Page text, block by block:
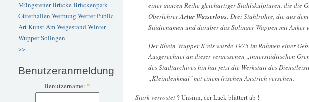
Müngstener BrückeBrückenpark
Güterhallen Werbung WetterPublic
ArtKunstAm Wegesrand Winter
WupperSolingen
>>
Benutzeranmeldung
Benutzername: *
einer ganzen Reihe gleichartiger Stahlskulpturen, die die
OberlehrerArtur Wasserloos: Drei Stahlrohre, die aus
Städtenamen und darüber das Solinger Wappen mit Anker
Der Rhein-Wupper-Kreis wurde 1975 im Rahmen einer
Ausgerechnet an dieser vergessenen „innerstädtischen
des Stadtarchives hin hat jetzt die Werkstatt des
„Kleindenkmal" mit einem frischen Anstrich versehen.
Stark verrostet ? Unsinn, der Lack blättert ab !